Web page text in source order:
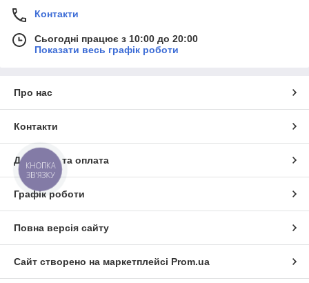
Контакти
Сьогодні працює з 10:00 до 20:00
Показати весь графік роботи
Про нас
Контакти
Доставка та оплата
Графік роботи
Повна версія сайту
Сайт створено на маркетплейсі Prom.ua
КНОПКА
ЗВ'ЯЗКУ